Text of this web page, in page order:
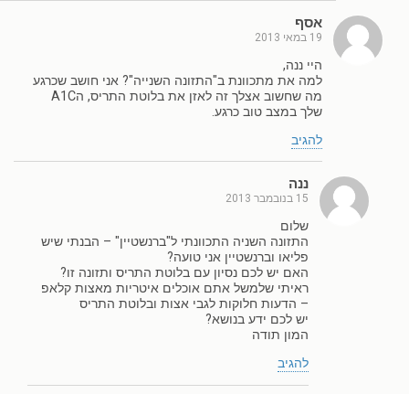
אסף
19 במאי 2013
היי ננה,
למה את מתכוונת ב"התזונה השנייה"? אני חושב שכרגע
מה שחשוב אצלך זה לאזן את בלוטת התריס, הA1C
שלך במצב טוב כרגע.
להגיב
ננה
15 בנובמבר 2013
שלום
התזונה השניה התכוונתי ל"ברנשטיין" – הבנתי שיש
פליאו וברנשטיין אני טועה?
האם יש לכם נסיון עם בלוטת התריס ותזונה זו?
ראיתי שלמשל אתם אוכלים איטריות מאצות קלאפ
– הדעות חלוקות לגבי אצות ובלוטת התריס
יש לכם ידע בנושא?
המון תודה
להגיב